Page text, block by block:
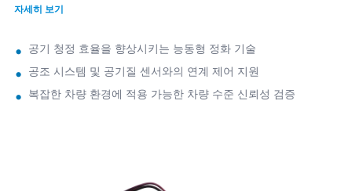
니다.
자세히 보기
공기 청정 효율을 향상시키는 능동형 정화 기술
공조 시스템 및 공기질 센서와의 연계 제어 지원
복잡한 차량 환경에 적용 가능한 차량 수준 신뢰성 검증